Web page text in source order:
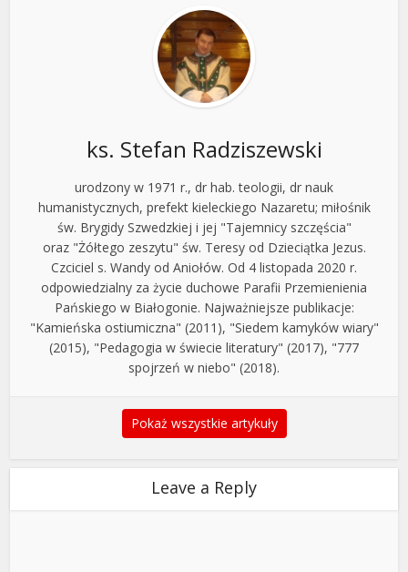
ks. Stefan Radziszewski
urodzony w 1971 r., dr hab. teologii, dr nauk
humanistycznych, prefekt kieleckiego Nazaretu; miłośnik
św. Brygidy Szwedzkiej i jej "Tajemnicy szczęścia"
oraz "Żółtego zeszytu" św. Teresy od Dzieciątka Jezus.
Czciciel s. Wandy od Aniołów. Od 4 listopada 2020 r.
odpowiedzialny za życie duchowe Parafii Przemienienia
Pańskiego w Białogonie. Najważniejsze publikacje:
"Kamieńska ostiumiczna" (2011), "Siedem kamyków wiary"
(2015), "Pedagogia w świecie literatury" (2017), "777
spojrzeń w niebo" (2018).
Pokaż wszystkie artykuły
Leave a Reply